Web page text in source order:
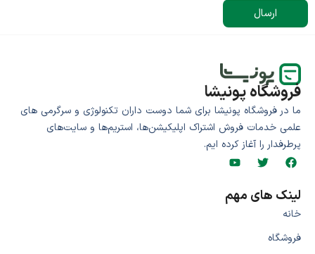
ارسال
فروشگاه پونیشا
ما در فروشگاه پونیشا برای شما دوست داران تکنولوژی و سرگرمی های
علمی خدمات فروش اشتراک اپلیکیشن‌ها، استریم‌ها و سایت‌های
پرطرفدار را آغاز کرده ایم.
لینک های مهم
خانه
فروشگاه